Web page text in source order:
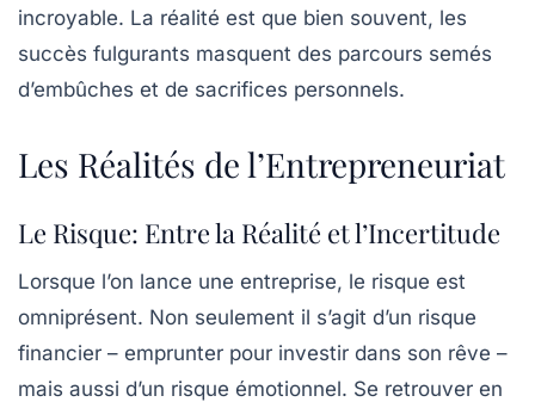
incroyable. La réalité est que bien souvent, les
succès fulgurants masquent des parcours semés
d’embûches et de sacrifices personnels.
Les Réalités de l’Entrepreneuriat
Le Risque: Entre la Réalité et l’Incertitude
Lorsque l’on lance une entreprise, le risque est
omniprésent. Non seulement il s’agit d’un risque
financier – emprunter pour investir dans son rêve –
mais aussi d’un risque émotionnel. Se retrouver en